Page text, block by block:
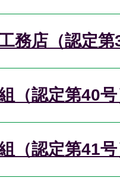
務店（認定第
（認定第40
（認定第41